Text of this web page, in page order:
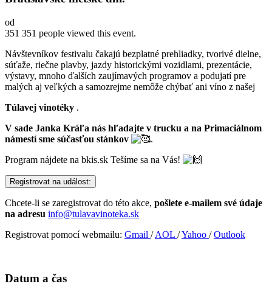
od
351 351 people viewed this event.
Návštevníkov festivalu čakajú bezplatné prehliadky, tvorivé dielne,
súťaže, riečne plavby, jazdy historickými vozidlami, prezentácie,
výstavy, mnoho ďalších zaujímavých programov a podujatí pre
malých aj veľkých a samozrejme nemôže chýbať ani víno z našej
Túlavej vinotéky .
V sade Janka Kráľa nás hľadajte v trucku a na Primaciálnom
námestí sme súčasťou stánkov
.
Program nájdete na bkis.sk Tešíme sa na Vás!
Registrovat na událost:
Chcete-li se zaregistrovat do této akce, pošlete e-mailem své údaje
na adresu info@tulavavinoteka.sk
Registrovat pomocí webmailu: Gmail /AOL /Yahoo /Outlook
Datum a čas